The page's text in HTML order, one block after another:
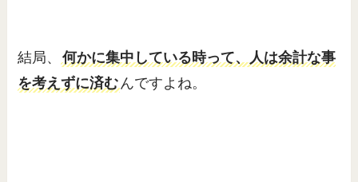
結局、 何かに集中している時って、人は余計な事
を考えずに済む んですよね。